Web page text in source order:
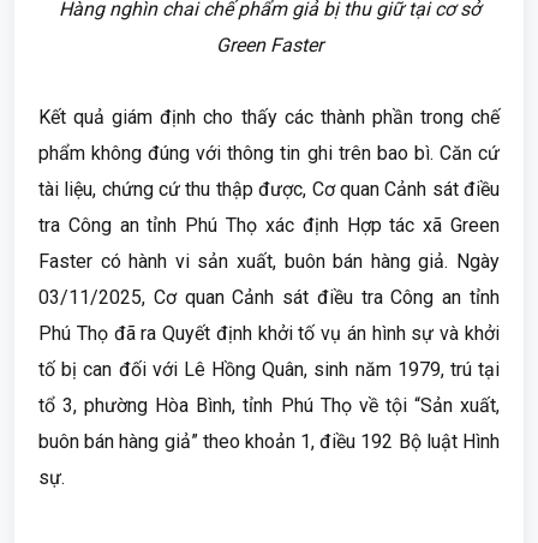
Hàng nghìn chai chế phẩm giả bị thu giữ tại cơ sở
Green Faster
Kết quả giám định cho thấy các thành phần trong chế
phẩm không đúng với thông tin ghi trên bao bì. Căn cứ
tài liệu, chứng cứ thu thập được, Cơ quan Cảnh sát điều
tra Công an tỉnh Phú Thọ xác định Hợp tác xã Green
Faster có hành vi sản xuất, buôn bán hàng giả. Ngày
03/11/2025, Cơ quan Cảnh sát điều tra Công an tỉnh
Phú Thọ đã ra Quyết định khởi tố vụ án hình sự và khởi
tố bị can đối với Lê Hồng Quân, sinh năm 1979, trú tại
tổ 3, phường Hòa Bình, tỉnh Phú Thọ về tội “Sản xuất,
buôn bán hàng giả” theo khoản 1, điều 192 Bộ luật Hình
sự.